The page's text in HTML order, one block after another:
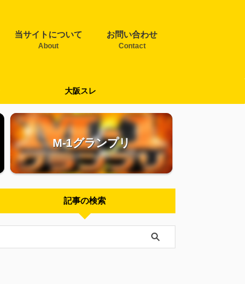
当サイトについて
About
お問い合わせ
Contact
大阪スレ
M-1グランプリ
記事の検索